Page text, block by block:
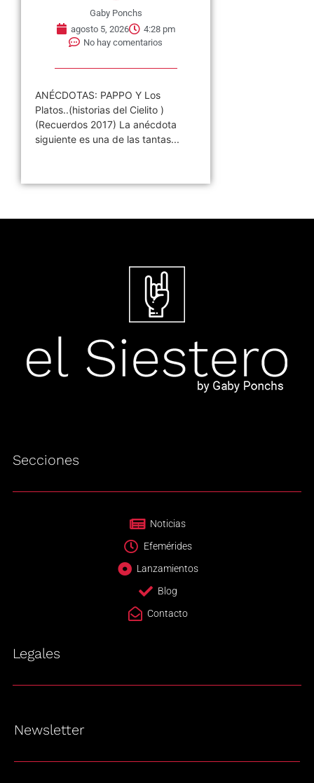
Gaby Ponchs
agosto 5, 2026
4:28 pm
No hay comentarios
ANÉCDOTAS: PAPPO Y Los
Platos..(historias del Cielito )
(Recuerdos 2017) La anécdota
siguiente es una de las tantas...
Secciones
Noticias
Efemérides
Lanzamientos
Blog
Contacto
Legales
Newsletter